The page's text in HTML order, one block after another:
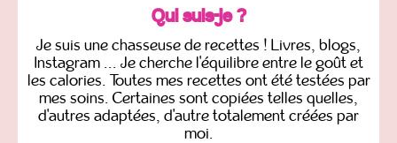
Qui suis-je ?
Je suis une chasseuse de recettes ! Livres, blogs,
Instagram ... Je cherche l'équilibre entre le goût et
les calories. Toutes mes recettes ont été testées par
mes soins. Certaines sont copiées telles quelles,
d'autres adaptées, d'autre totalement créées par
moi.